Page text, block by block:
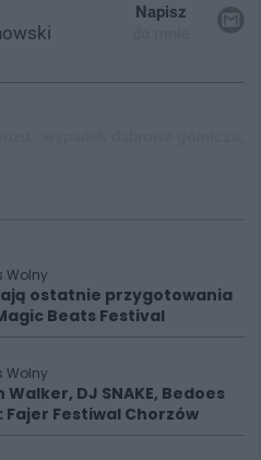
Napisz
Wolny
ostatnie przygotowania
Beats Festival
Wolny
Walker, DJ SNAKE, Bedoes
Fajer Festiwal Chorzów